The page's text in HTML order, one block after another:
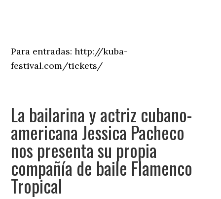
Para entradas: http://kuba-
festival.com/tickets/
La bailarina y actriz cubano-
americana Jessica Pacheco
nos presenta su propia
compañía de baile Flamenco
Tropical